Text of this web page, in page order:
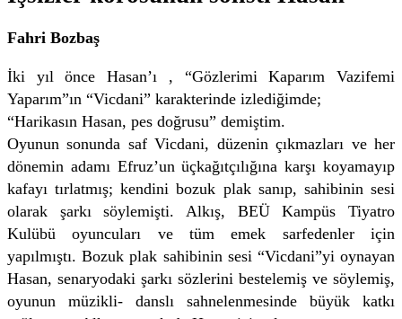
Fahri Bozbaş
İki yıl önce Hasan’ı , “Gözlerimi Kaparım Vazifemi
Yaparım”ın “Vicdani” karakterinde izlediğimde;
“Harikasın Hasan, pes doğrusu” demiştim.
Oyunun sonunda saf Vicdani, düzenin çıkmazları ve her
dönemin adamı Efruz’un üçkağıtçılığına karşı koyamayıp
kafayı tırlatmış; kendini bozuk plak sanıp, sahibinin sesi
olarak şarkı söylemişti. Alkış, BEÜ Kampüs Tiyatro
Kulübü oyuncuları ve tüm emek sarfedenler için
yapılmıştı. Bozuk plak sahibinin sesi “Vicdani”yi oynayan
Hasan, senaryodaki şarkı sözlerini bestelemiş ve söylemiş,
oyunun müzikli- danslı sahnelenmesinde büyük katkı